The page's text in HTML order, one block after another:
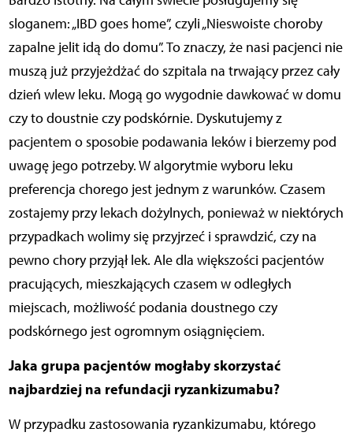
sloganem: „IBD goes home”, czyli „Nieswoiste choroby
zapalne jelit idą do domu”. To znaczy, że nasi pacjenci nie
muszą już przyjeżdżać do szpitala na trwający przez cały
dzień wlew leku. Mogą go wygodnie dawkować w domu
czy to doustnie czy podskórnie. Dyskutujemy z
pacjentem o sposobie podawania leków i bierzemy pod
uwagę jego potrzeby. W algorytmie wyboru leku
preferencja chorego jest jednym z warunków. Czasem
zostajemy przy lekach dożylnych, ponieważ w niektórych
przypadkach wolimy się przyjrzeć i sprawdzić, czy na
pewno chory przyjął lek. Ale dla większości pacjentów
pracujących, mieszkających czasem w odległych
miejscach, możliwość podania doustnego czy
podskórnego jest ogromnym osiągnięciem.
Jaka grupa pacjentów mogłaby skorzystać
najbardziej na refundacji ryzankizumabu?
W przypadku zastosowania ryzankizumabu, którego